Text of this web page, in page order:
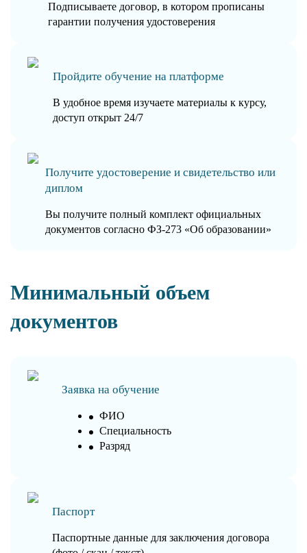
Подписываете договор, в котором прописаны
гарантии получения удостоверения
Пройдите обучение на платформе
В удобное время изучаете материалы к курсу,
доступ открыт 24/7
Получите удостоверение и свидетельство или
диплом
Вы получите полный комплект официальных
документов согласно ФЗ-273 «Об образовании»
Минимальный объем
документов
Заявка на обучение
ФИО
Специальность
Разряд
Паспорт
Паспортные данные для заключения договора